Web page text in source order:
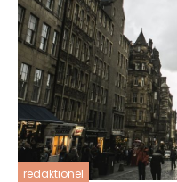
redaktionel